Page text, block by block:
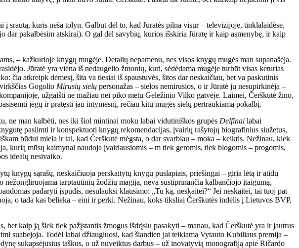
srautą, kuris neša tolyn. Galbūt dėl to, kad Jūratės pilna visur – televizijoje, tinklalaidėse,
dar pakalbėsim atskirai). O gal dėl savybių, kurios išskiria Jūratę ir kaip asmenybę, ir kaip
– kažkurioje knygų mugėje. Detalių nepamenu, nes visos knygų mugės man supanašėja.
Jūratė yra viena iš nedaugelio žmonių, kuri, sėdėdama mugėje turbūt visas keturias
čia atkreipk dėmesį, šita va tiesiai iš spaustuvės, šitos dar neskaičiau, bet va paskutinis
Gogolio Mirusių sielų personažas – sielos nemirusios, o ir Jūratė jų nesupirkinėja –
užgaišti ne mažiau nei piko metu Geležinio Vilko gatvėje. Laimei, Čerškutė žino,
jėgų ir pratęsti jau intymesnį, rečiau kitų mugės sielų pertraukiamą pokalbį.
ne man kalbėti, nes iki šiol mintinai moku labai vidutiniškos grupės Delfinai labai
pasiimti ir konspektuoti knygų rekomendacijas, įvairių rašytojų biografinius siužetus,
būdui miela ir tai, kad Čerškutė mėgsta, o dar svarbiau – moka – keiktis. Nežinau, kiek
kurią mūsų kaimynai naudoja įvairiausiomis – m tiek geromis, tiek blogomis – progomis,
idealų nesivaiko.
knygų sąrašų, neskaičiuoja perskaitytų knygų puslapiais, priešingai – giria lėtą ir atidų
tarptautinių žodžių magija, neva sustiprinančia kalbančiojo įtaigumą,
padaryti įspūdis, nesulauksi klausimo: „Tu ką, neskaitei?“ Jei neskaitei, tai tuoj pat
o tada kas belieka – eini ir perki. Nežinau, koks tiksliai Čerškutės indėlis į Lietuvos BVP,
bet kaip ją šiek tiek pažįstantis žmogus išdrįsiu pasakyti – manau, kad Čerškutė yra ir jautrus
suabejoja. Todėl labai džiaugiuosi, kad šiandien jai teikiama Vytauto Kubiliaus premija –
sukapsėjusius taškus, o už nuveiktus darbus – už inovatyvią monografiją apie Ričardo